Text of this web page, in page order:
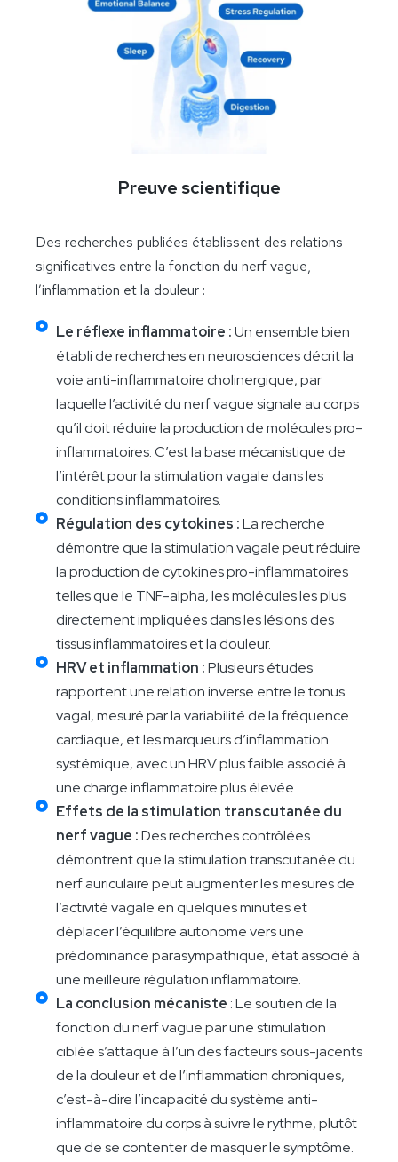
Preuve scientifique
Des recherches publiées établissent des relations
significatives entre la fonction du nerf vague,
l’inflammation et la douleur :
Le réflexe inflammatoire :Un ensemble bien
établi de recherches en neurosciences décrit la
voie anti-inflammatoire cholinergique, par
laquelle l’activité du nerf vague signale au corps
qu’il doit réduire la production de molécules pro-
inflammatoires. C’est la base mécanistique de
l’intérêt pour la stimulation vagale dans les
conditions inflammatoires.
Régulation des cytokines :La recherche
démontre que la stimulation vagale peut réduire
la production de cytokines pro-inflammatoires
telles que le TNF-alpha, les molécules les plus
directement impliquées dans les lésions des
tissus inflammatoires et la douleur.
HRV et inflammation :Plusieurs études
rapportent une relation inverse entre le tonus
vagal, mesuré par la variabilité de la fréquence
cardiaque, et les marqueurs d’inflammation
systémique, avec un HRV plus faible associé à
une charge inflammatoire plus élevée.
Effets de la stimulation transcutanée du
nerf vague :Des recherches contrôlées
démontrent que la stimulation transcutanée du
nerf auriculaire peut augmenter les mesures de
l’activité vagale en quelques minutes et
déplacer l’équilibre autonome vers une
prédominance parasympathique, état associé à
une meilleure régulation inflammatoire.
La conclusion mécaniste : Le soutien de la
fonction du nerf vague par une stimulation
ciblée s’attaque à l’un des facteurs sous-jacents
de la douleur et de l’inflammation chroniques,
c’est-à-dire l’incapacité du système anti-
inflammatoire du corps à suivre le rythme, plutôt
que de se contenter de masquer le symptôme.